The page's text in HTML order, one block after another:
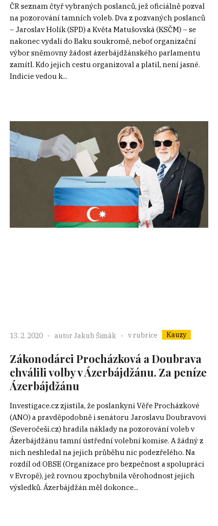
ČR seznam čtyř vybraných poslanců, jež oficiálně pozval
na pozorování tamních voleb. Dva z pozvaných poslanců
­– Jaroslav Holík (SPD) a Květa Matušovská (KSČM) – se
nakonec vydali do Baku soukromě, neboť organizační
výbor sněmovny žádost ázerbájdžánského parlamentu
zamítl. Kdo jejich cestu organizoval a platil, není jasné.
Indicie vedou k...
13. 2. 2020 autor Jakub Šimák v rubrice Kauzy
Zákonodárci Procházková a Doubrava
chválili volby v Ázerbájdžánu. Za peníze
Ázerbájdžánu
Investigace.cz zjistila, že poslankyni Věře Procházkové
(ANO) a pravděpodobně i senátoru Jaroslavu Doubravovi
(Severočeši.cz) hradila náklady na pozorování voleb v
Ázerbájdžánu tamní ústřední volební komise. A žádný z
nich neshledal na jejich průběhu nic podezřelého. Na
rozdíl od OBSE (Organizace pro bezpečnost a spolupráci
v Evropě), jež rovnou zpochybnila věrohodnost jejich
výsledků. Ázerbájdžán měl dokonce...